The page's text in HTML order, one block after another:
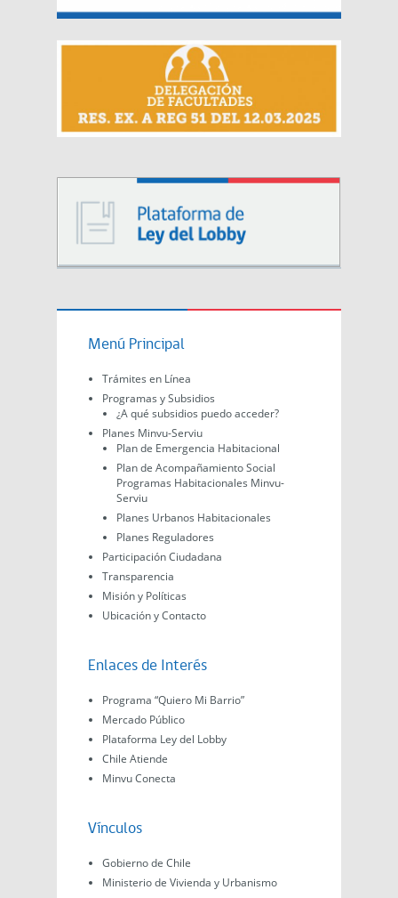
Menú Principal
Trámites en Línea
Programas y Subsidios
¿A qué subsidios puedo acceder?
Planes Minvu-Serviu
Plan de Emergencia Habitacional
Plan de Acompañamiento Social
Programas Habitacionales Minvu-
Serviu
Planes Urbanos Habitacionales
Planes Reguladores
Participación Ciudadana
Transparencia
Misión y Políticas
Ubicación y Contacto
Enlaces de Interés
Programa “Quiero Mi Barrio”
Mercado Público
Plataforma Ley del Lobby
Chile Atiende
Minvu Conecta
Vínculos
Gobierno de Chile
Ministerio de Vivienda y Urbanismo